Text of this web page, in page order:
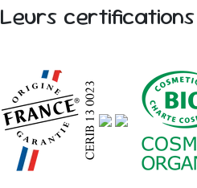
Leurs certifications